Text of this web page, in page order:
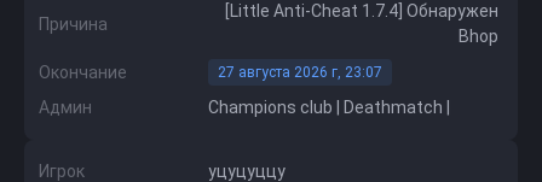
Причина
[Little Anti-Cheat 1.7.4] Обнаружен
Bhop
Окончание
27 августа 2026 г, 23:07
Админ Champions club | Deathmatch |
Игрок уцуцуццу